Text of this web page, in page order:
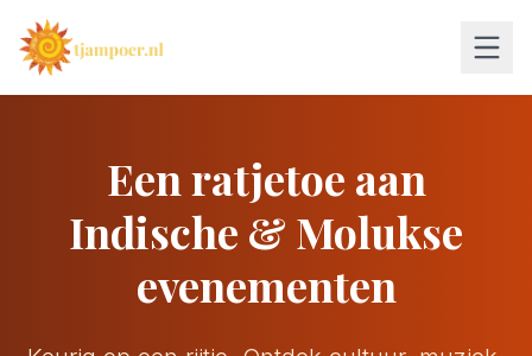
Een ratjetoe aan
Indische & Molukse
evenementen